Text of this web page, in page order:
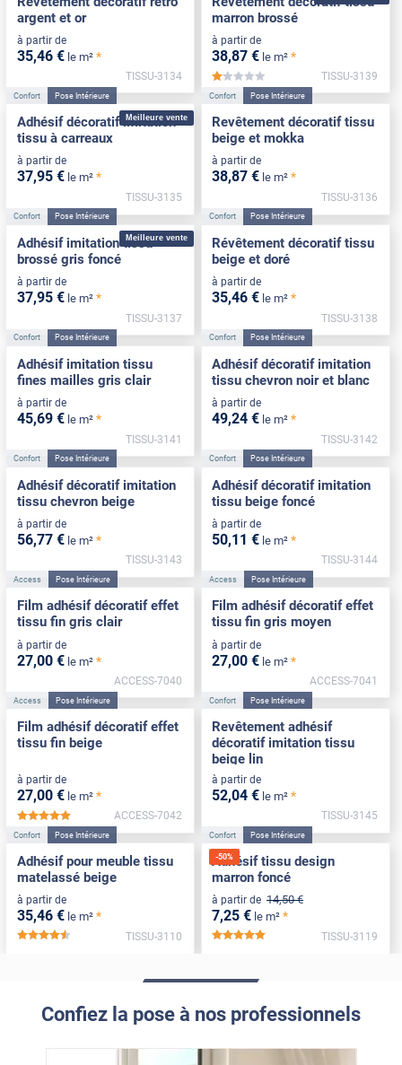
argent et or
à partir de
35,46 € le m² *
TISSU-3134
marron brossé
à partir de
38,87 € le m² *
*****
TISSU-3139
Meilleure vente
Confort Pose Intérieure
Adhésif décoratif imitation
tissu à carreaux
à partir de
37,95 € le m² *
TISSU-3135
Confort Pose Intérieure
Revêtement décoratif tissu
beige et mokka
à partir de
38,87 € le m² *
TISSU-3136
Meilleure vente
Confort Pose Intérieure
Adhésif imitation tissu
brossé gris foncé
à partir de
37,95 € le m² *
TISSU-3137
Confort Pose Intérieure
Révêtement décoratif tissu
beige et doré
à partir de
35,46 € le m² *
TISSU-3138
Confort Pose Intérieure
Adhésif imitation tissu
fines mailles gris clair
à partir de
45,69 € le m² *
TISSU-3141
Confort Pose Intérieure
Adhésif décoratif imitation
tissu chevron noir et blanc
à partir de
49,24 € le m² *
TISSU-3142
Confort Pose Intérieure
Adhésif décoratif imitation
tissu chevron beige
à partir de
56,77 € le m² *
TISSU-3143
Confort Pose Intérieure
Adhésif décoratif imitation
tissu beige foncé
à partir de
50,11 € le m² *
TISSU-3144
Access Pose Intérieure
Film adhésif décoratif effet
tissu fin gris clair
à partir de
27,00 € le m² *
ACCESS-7040
Access Pose Intérieure
Film adhésif décoratif effet
tissu fin gris moyen
à partir de
27,00 € le m² *
ACCESS-7041
Access Pose Intérieure
Film adhésif décoratif effet
tissu fin beige
à partir de
27,00 € le m² *
*****
ACCESS-7042
Confort Pose Intérieure
Revêtement adhésif
décoratif imitation tissu
beige lin
à partir de
52,04 € le m² *
TISSU-3145
Confort Pose Intérieure
Adhésif pour meuble tissu
matelassé beige
à partir de
35,46 € le m² *
*****
TISSU-3110
-50%
Confort Pose Intérieure
Adhésif tissu design
marron foncé
à partir de 14,50 €
7,25 € le m² *
TISSU-3119
Confiez la pose à nos professionnels